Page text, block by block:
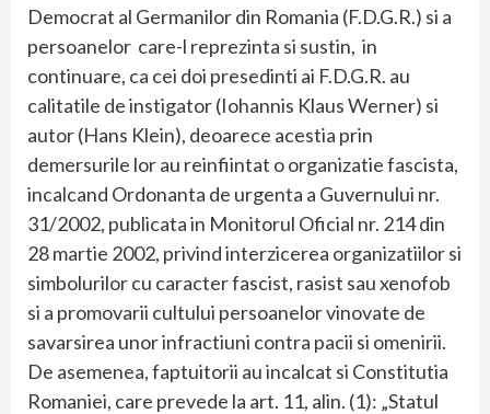
Democrat al Germanilor din Romania (F.D.G.R.) si a
persoanelor care-l reprezinta si sustin, in
continuare, ca cei doi presedinti ai F.D.G.R. au
calitatile de instigator (Iohannis Klaus Werner) si
autor (Hans Klein), deoarece acestia prin
demersurile lor au reinfiintat o organizatie fascista,
incalcand Ordonanta de urgenta a Guvernului nr.
31/2002, publicata in Monitorul Oficial nr. 214 din
28 martie 2002, privind interzicerea organizatiilor si
simbolurilor cu caracter fascist, rasist sau xenofob
si a promovarii cultului persoanelor vinovate de
savarsirea unor infractiuni contra pacii si omenirii.
De asemenea, faptuitorii au incalcat si Constitutia
Romaniei, care prevede la art. 11, alin. (1): „Statul